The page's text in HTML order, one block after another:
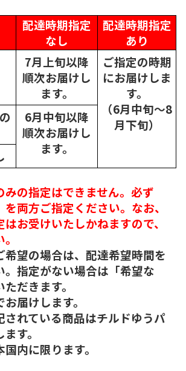
配達時期指定
なし
配達時期指定
あり
7月上旬以降
順次お届けし
ます。
ご指定の時期
にお届けしま
す。
（6月中旬～8
月下旬）
6月中旬以降
順次お届けし
ます。
の指定はできません。必ず
を両方ご指定ください。なお、
お受けいたしかねますので、
望の場合は、配達希望時間を
。指定がない場合は「希望な
だきます。
届けします。
れている商品はチルドゆうパ
す。
内に限ります。